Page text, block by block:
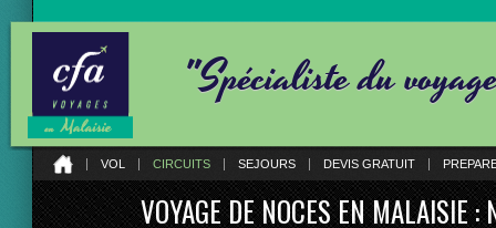
"Spécialiste du
VOL CIRCUITS SEJOURS DEVIS GRATUIT
VOYAGE DE NOCES EN MALAISIE :